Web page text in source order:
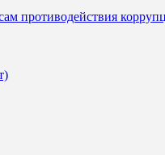
противодействия